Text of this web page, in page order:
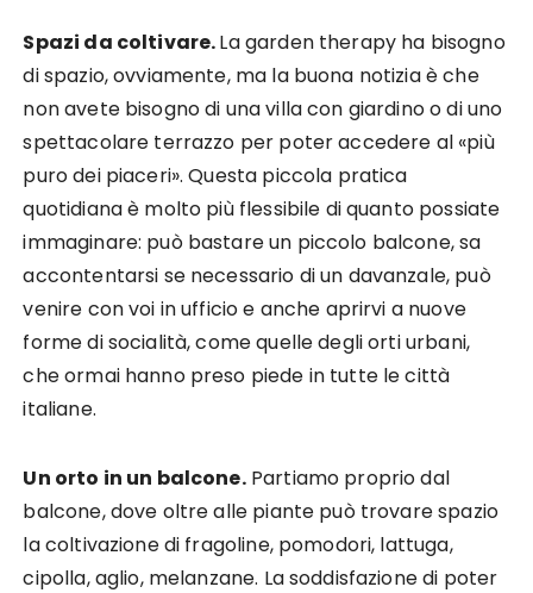
Spazi da coltivare.La garden therapy ha bisogno
di spazio, ovviamente, ma la buona notizia è che
non avete bisogno di una villa con giardino o di uno
spettacolare terrazzo per poter accedere al «più
puro dei piaceri». Questa piccola pratica
quotidiana è molto più flessibile di quanto possiate
immaginare: può bastare un piccolo balcone, sa
accontentarsi se necessario di un davanzale, può
venire con voi in ufficio e anche aprirvi a nuove
forme di socialità, come quelle degli orti urbani,
che ormai hanno preso piede in tutte le città
italiane.
Un orto in un balcone.Partiamo proprio dal
balcone, dove oltre alle piante può trovare spazio
la coltivazione di fragoline, pomodori, lattuga,
cipolla, aglio, melanzane. La soddisfazione di poter